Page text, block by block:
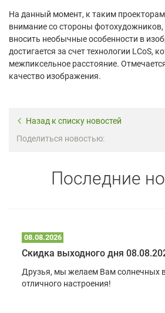
На данный момент, к таким
внимание со стороны
вносить необычные особенности в
достигается за счет технологии LCoS,
межпиксельное расстояние.
качество изображения.
Назад к списку новостей
Поделиться новостью:
Последние
08.08.2026
Скидка выходного дня
Друзья, мы желаем Вам солнечных
отличного настроения!